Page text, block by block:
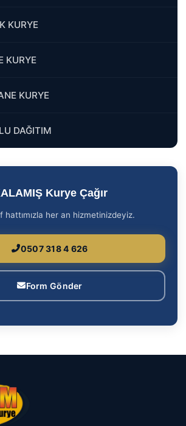
KURYE
KURYE
KURYE
DAĞITIM
Kurye Çağır
hattımızla her an hizmetinizdeyiz.
0507 318 4 626
Form Gönder